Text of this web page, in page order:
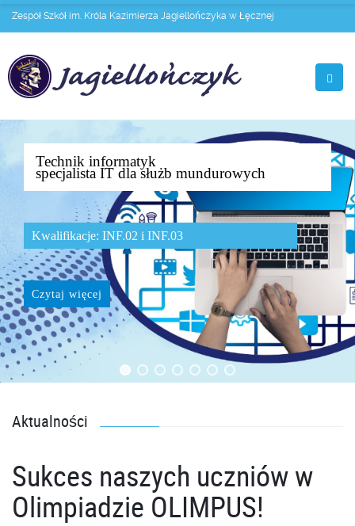
Zespół Szkół im. Króla Kazimierza Jagiellończyka w Łęcznej
Technik informatyk
specjalista IT dla służb mundurowych
Kwalifikacje: INF.02 i INF.03
Czytaj więcej
Aktualności
Sukces naszych uczniów w
Olimpiadzie OLIMPUS!